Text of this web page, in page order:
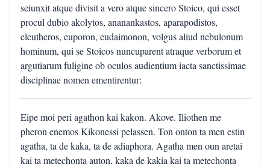
seiunxit atque divisit a vero atque sincero Stoico, qui esset
procul dubio akolytos, ananankastos, aparapodistos,
eleutheros, euporon, eudaimonon, volgus aliud nebulonum
hominum, qui se Stoicos nuncuparent atraque verborum et
argutiarum fuligine ob oculos audientium iacta sanctissimae
disciplinae nomen ementirentur:
Eipe moi peri agathon kai kakon. Akove. Iliothen me
pheron enemos Kikonessi pelassen. Ton onton ta men estin
agatha, ta de kaka, ta de adiaphora. Agatha men oun aretai
kai ta metechonta auton, kaka de kakia kai ta metechonta